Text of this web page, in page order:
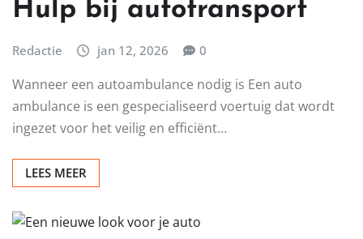
Hulp bij autotransport
Redactie jan 12, 2026 0
Wanneer een autoambulance nodig is Een auto
ambulance is een gespecialiseerd voertuig dat wordt
ingezet voor het veilig en efficiënt…
LEES MEER